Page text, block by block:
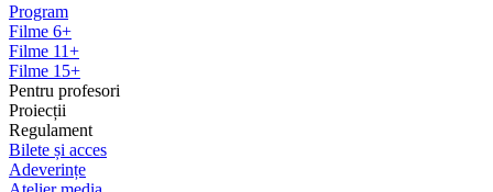
Program
Filme 6+
Filme 11+
Filme 15+
Pentru profesori
Proiecții
Regulament
Bilete și acces
Adeverințe